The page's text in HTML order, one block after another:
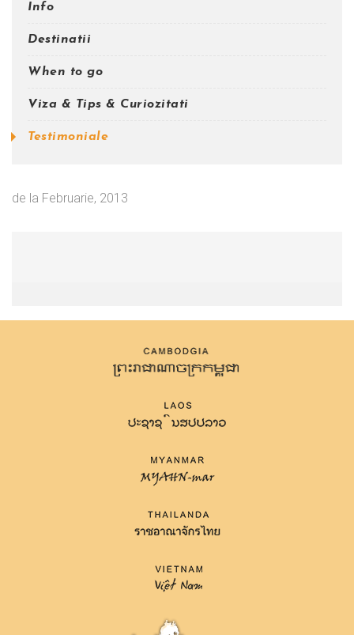
Info
Destinatii
When to go
Viza & Tips & Curiozitati
Testimoniale
de la Februarie, 2013